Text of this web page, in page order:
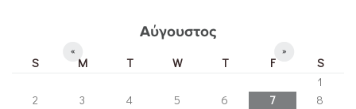
Αύγουστος
« »
S M T W T F
S
1
2
3 4 5 6 7
8